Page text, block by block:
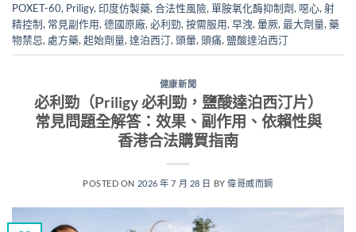
POXET-60, Priligy,印度仿製藥,合法性風險,單胺氧化酶抑制劑, 噁心,射
精控制, 常見副作用,德國原廠,必利勁,按需服用,早洩, 暈厥,最大劑量,藥
物禁忌, 處方藥,起始劑量,達泊西汀,頭暈,頭痛, 鹽酸達泊西汀
健康新聞
必利勁（Priligy 必利勁，鹽酸達泊西汀片）
常見問題全解答：效果、副作用、依賴性與
香港合法購買指南
POSTED ON 2026 年 7 月 28 日 BY偉哥威而鋼